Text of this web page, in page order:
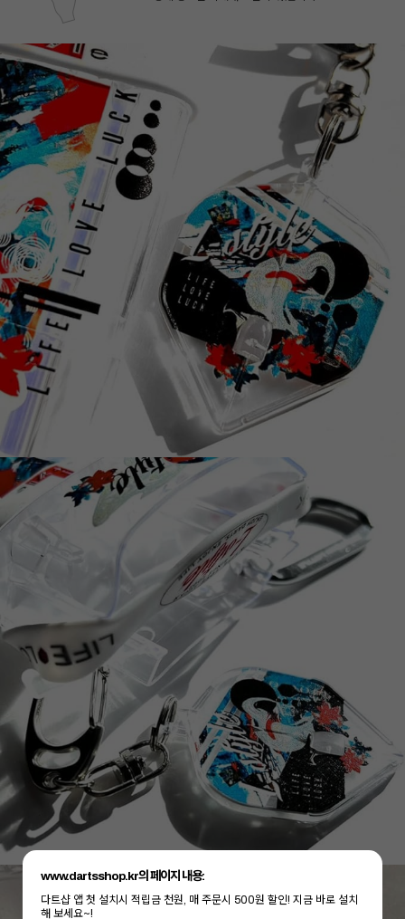
페이코 ID로 페
PAYCO 바로구매
www.dartsshop.kr의 페이지 내용:
다트샵 앱 첫 설치시 적립금 천원, 매 주문시 500원 할인! 지금 바로 설치
해 보세요~!